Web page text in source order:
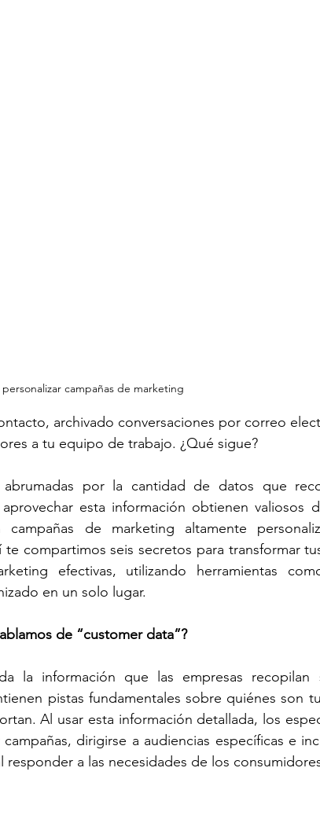
personalizar campañas de marketing
archivado conversaciones por correo
a tu equipo de trabajo. ¿Qué sigue?
abrumadas por la cantidad de datos que
esta información obtienen valiosos
de marketing altamente
compartimos seis secretos para transformar
efectivas, utilizando herramientas
en un solo lugar.
de “customer data”?
la información que las empresas recopilan
pistas fundamentales sobre quiénes son
Al usar esta información detallada, los
dirigirse a audiencias específicas e
a las necesidades de los